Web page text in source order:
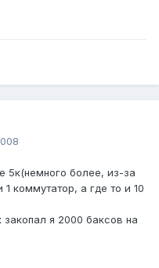
5к(немного более, из-за
коммутатор, а где то и 10
я 2000 баксов на